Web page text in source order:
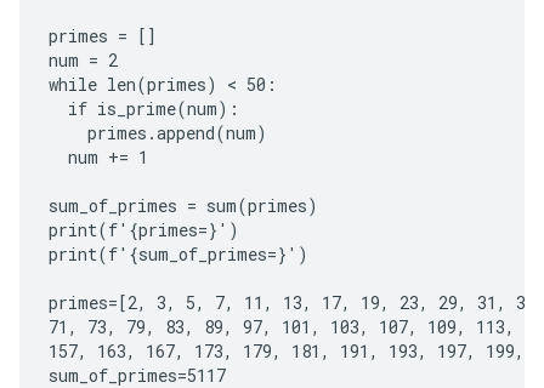
primes = []
num = 2
while len(primes) < 50:
  if is_prime(num):
    primes.append(num)
  num += 1
sum_of_primes = sum(primes)
print(f'{primes=}')
print(f'{sum_of_primes=}')
primes=[2, 3, 5, 7, 11, 13, 17, 19, 23, 29, 31,
71, 73, 79, 83, 89, 97, 101, 103, 107, 109, 113,
157, 163, 167, 173, 179, 181, 191, 193, 197, 199,
sum_of_primes=5117